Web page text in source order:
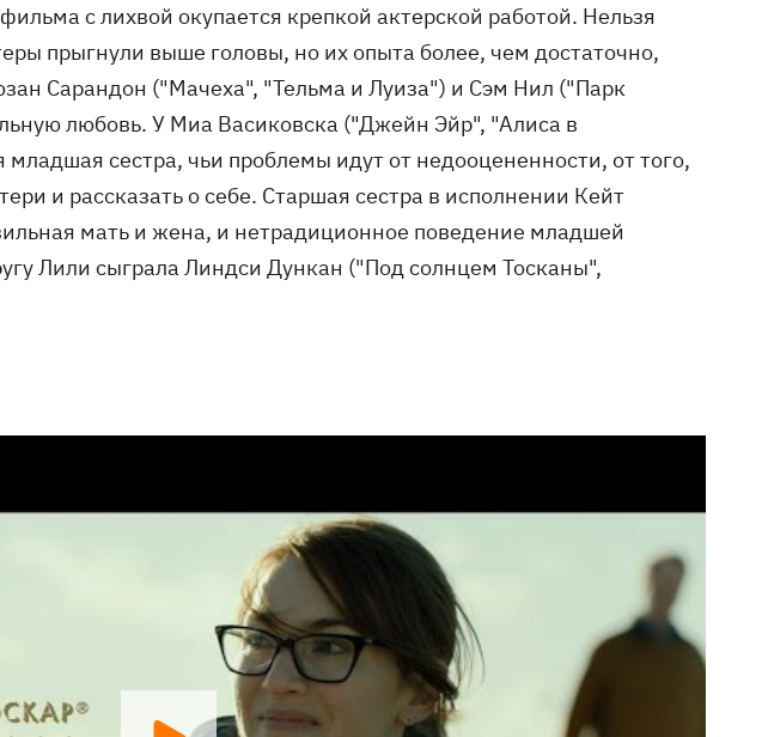
с лихвой окупается крепкой актерской работой. Нельзя
прыгнули выше головы, но их опыта более, чем достаточно,
Сарандон ("Мачеха", "Тельма и Луиза") и Сэм Нил ("Парк
любовь. У Миа Васиковска ("Джейн Эйр", "Алиса в
сестра, чьи проблемы идут от недооцененности, от того,
и рассказать о себе. Старшая сестра в исполнении Кейт
мать и жена, и нетрадиционное поведение младшей
Лили сыграла Линдси Дункан ("Под солнцем Тосканы",